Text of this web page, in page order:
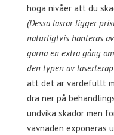
höga nivåer att du
(Dessa lasrar ligger
naturligtvis hanteras
gärna en extra gång
den typen av
att det är värdefullt
dra ner på
undvika skador men
vävnaden exponeras